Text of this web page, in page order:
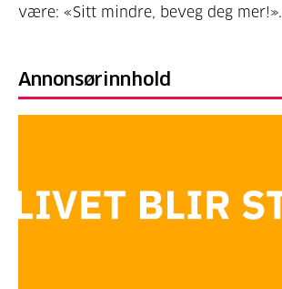
være: «Sitt mindre, beveg deg mer!».
Annonsørinnhold